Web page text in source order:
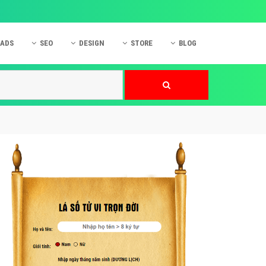
cáo Online
cáo Skype
cáo TVC
cáo Cốc Cốc
ứng dụng hay
SEO DESIGN
Hỏi đáp Website
STORE BLOG